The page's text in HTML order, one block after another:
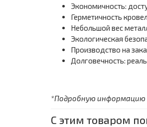
Экономичность:
Герметичность
Небольшой вес
Экологическая
Производство на
Долговечность:
*Подробную информацию
С этим товаром